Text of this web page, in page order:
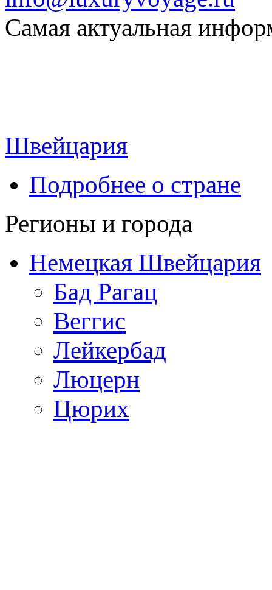
Самая актуальная
Швейцария
Подробнее о стране
Регионы и города
Немецкая Швейцария
Бад Рагац
Веггис
Лейкербад
Люцерн
Цюрих